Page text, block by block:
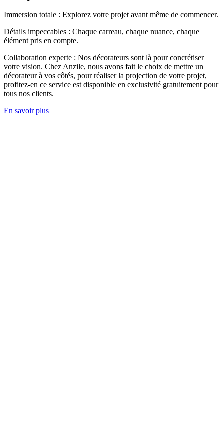
Immersion totale : Explorez votre projet avant même de commencer.
Détails impeccables : Chaque carreau, chaque nuance, chaque
élément pris en compte.
Collaboration experte : Nos décorateurs sont là pour concrétiser
votre vision. Chez Anzile, nous avons fait le choix de mettre un
décorateur à vos côtés, pour réaliser la projection de votre projet,
profitez-en ce service est disponible en exclusivité gratuitement pour
tous nos clients.
En savoir plus